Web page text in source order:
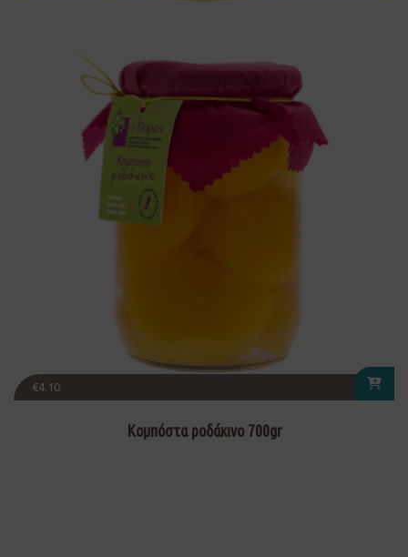
€4.10
Κομπόστα ροδάκινο 700gr